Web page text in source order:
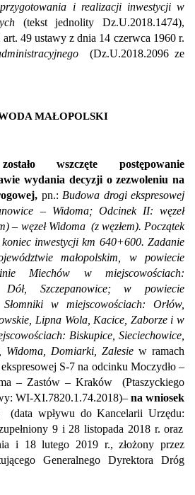
przygotowania i realizacji inwestycji w
(tekst jednolity Dz.U.2018.1474),
49 ustawy z dnia 14 czerwca 1960 r.
(Dz.U.2018.2096 ze
MAŁOPOLSKI
wszczęte postępowanie
wydania decyzji ozezwoleniu na
pn.: Budowa drogi ekspresowej
– Widoma; Odcinek II: węzeł
– węzeł Widoma (z węzłem). Początek
inwestycji km 640+600. Zadanie
małopolskim, w powiecie
Miechów w miejscowościach:
Dół, Szczepanowice; w powiecie
w miejscowościach: Orłów,
Lipna Wola, Kacice, Zaborze i w
Biskupice, Sieciechowice,
Widoma, Domiarki, Zalesie w ramach
S-7 na odcinku Moczydło –
– Zastów – Kraków
(Ptaszyckiego
WI-XI.7820.1.74.2018)– na wniosek
(data wpływu doKancelarii Urzędu:
9 i 28 listopada 2018 r. oraz
i 18 lutego 2019 r., złożony przez
Generalnego Dyrektora Dróg